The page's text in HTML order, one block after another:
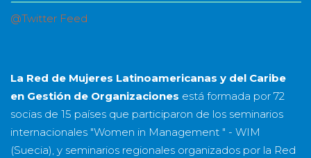
@Twitter Feed
La Red de Mujeres Latinoamericanas y del Caribe
en Gestión de Organizaciones está formada por 72
socias de 15 países que participaron de los seminarios
internacionales "Women in Management " - WIM
(Suecia), y seminarios regionales organizados por la Red